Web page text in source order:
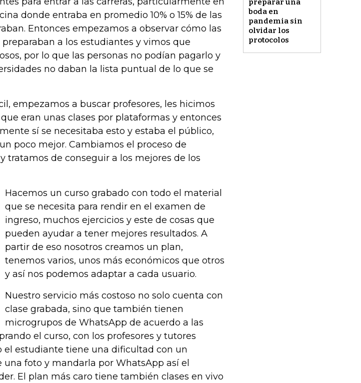
preparar una
boda en
pandemia sin
olvidar los
protocolos
donde entraba en promedio 10% o 15% de las
Entonces empezamos a observar cómo las
a los estudiantes y vimos que
por lo que las personas no podían pagarlo y
no daban la lista puntual de lo que se
empezamos a buscar profesores, les hicimos
eran unas clases por plataformas y entonces
sí se necesitaba esto y estaba el público,
poco mejor. Cambiamos el proceso de
tratamos de conseguir a los mejores de los
Hacemos un curso grabado con todo el material
que se necesita para rendir en el examen de
ingreso, muchos ejercicios y este de cosas que
pueden ayudar a tener mejores resultados. A
partir de eso nosotros creamos un plan,
tenemos varios, unos más económicos que otros
y así nos podemos adaptar a cada usuario.
Nuestro servicio más costoso no solo cuenta con
clase grabada, sino que también tienen
microgrupos de WhatsApp de acuerdo a las
el curso, con los profesores y tutores
el estudiante tiene una dificultad con un
una foto y mandarla por WhatsApp así el
El plan más caro tiene también clases en vivo